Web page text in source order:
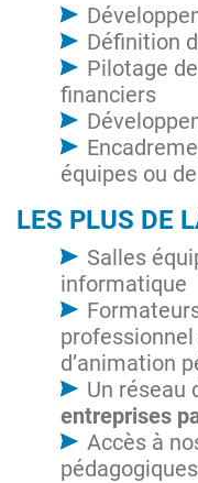
Définition
Pilotage
financiers
équipes ou
LES PLUS DE
Salles
informatique
d’animation
Un réseau
entreprises
Accès à
pédagogiques